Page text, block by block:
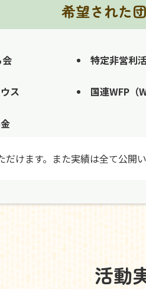
希望された
特定非営利
ス 国連WFP（
けます。また実績は全て公開い
活動